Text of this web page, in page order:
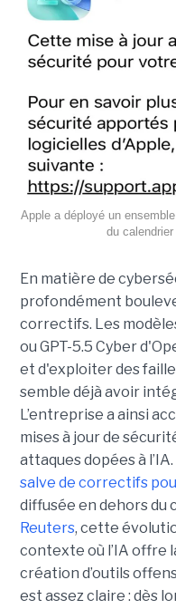
Apple a déployé un
du
En matière de
profondément
correctifs. Les
ou GPT-5.5 Cyber
et d'exploiter des
semble déjà avoir
L’entreprise a ainsi
mises à jour de
attaques dopées à
salve de correctifs
diffusée en dehors du
Reuters, cette
contexte où l’IA offre
création d’outils
est assez claire : dès